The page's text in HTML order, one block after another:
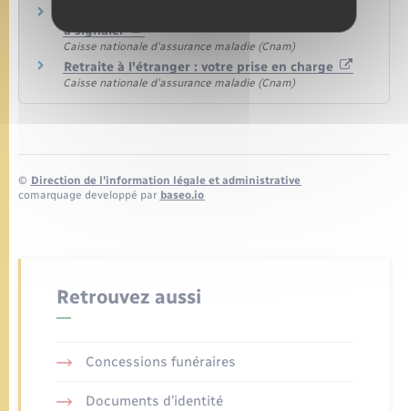
à signaler
Caisse nationale d'assurance maladie (Cnam)
Retraite à l'étranger : votre prise en charge
Caisse nationale d'assurance maladie (Cnam)
© Direction de l’information légale et administrative
comarquage developpé par baseo.io
Retrouvez aussi
Concessions funéraires
Documents d’identité